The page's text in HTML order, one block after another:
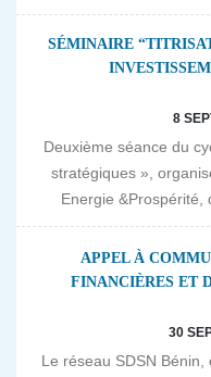
SÉMINAIRE
8
Deuxième séance du
stratégiques »,
Energie &Prospérité,
APPEL À
FINANCIÈRES ET
30
Le réseau SDSN